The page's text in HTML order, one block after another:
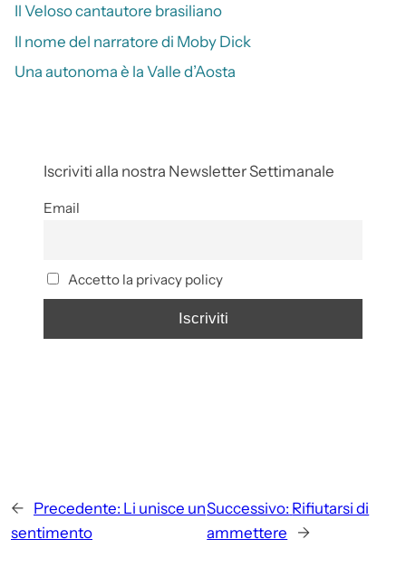
Il Veloso cantautore brasiliano
Il nome del narratore di Moby Dick
Una autonoma è la Valle d’Aosta
Iscriviti alla nostra Newsletter Settimanale
Email
Accetto la privacy policy
← Precedente: Li unisce un
sentimento
Successivo: Rifiutarsi di
ammettere
→